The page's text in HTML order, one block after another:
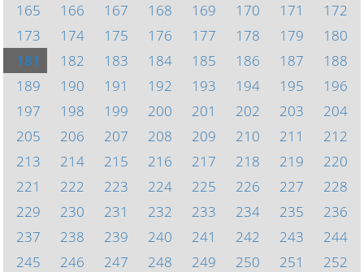
165
166 167 168 169 170 171
172
173
174 175 176 177 178 179
180
181
182 183 184 185 186 187
188
189
190 191 192 193 194 195
196
197
198 199 200 201 202 203
204
205
206 207 208 209 210 211
212
213
214 215 216 217 218 219
220
221
222 223 224 225 226 227
228
229
230 231 232 233 234 235
236
237
238 239 240 241 242 243
244
245
246 247 248 249 250 251
252